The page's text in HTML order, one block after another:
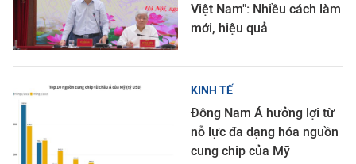
Việt Nam": Nhiều cách làm
mới, hiệu quả
KINH TẾ
Đông Nam Á hưởng lợi từ
nỗ lực đa dạng hóa nguồn
cung chip của Mỹ